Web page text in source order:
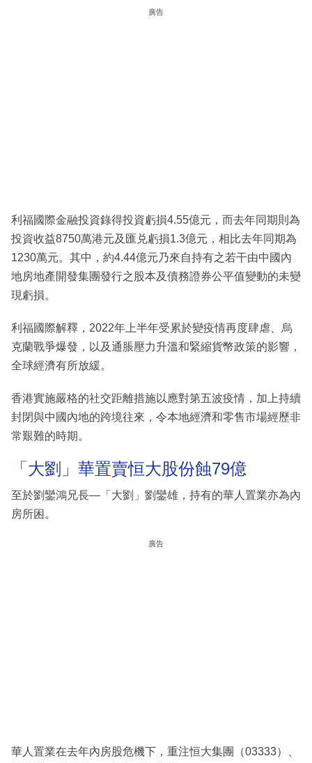
廣告
利福國際金融投資錄得投資虧損4.55億元，而去年同期則為
投資收益8750萬港元及匯兑虧損1.3億元，相比去年同期為
1230萬元。其中，約4.44億元乃來自持有之若干由中國內
地房地產開發集團發行之股本及債務證券公平值變動的未變
現虧損。
利福國際解釋，2022年上半年受累於變疫情再度肆虐、烏
克蘭戰爭爆發，以及通脹壓力升溫和緊縮貨幣政策的影響，
全球經濟有所放緩。
香港實施嚴格的社交距離措施以應對第五波疫情，加上持續
封閉與中國內地的跨境往來，令本地經濟和零售市場經歷非
常艱難的時期。
「大劉」華置賣恒大股份蝕79億
至於劉鑾鴻兄長—「大劉」劉鑾雄，持有的華人置業亦為內
房所困。
廣告
華人置業在去年內房股危機下，重注恒大集團（03333）、